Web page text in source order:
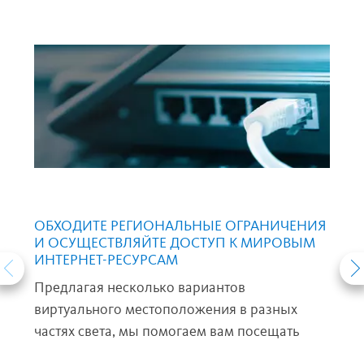
ОБХОДИТЕ РЕГИОНАЛЬНЫЕ ОГРАНИЧЕНИЯ
И ОСУЩЕСТВЛЯЙТЕ ДОСТУП К МИРОВЫМ
ИНТЕРНЕТ-РЕСУРСАМ
Предлагая несколько вариантов
виртуального местоположения в разных
частях света, мы помогаем вам посещать